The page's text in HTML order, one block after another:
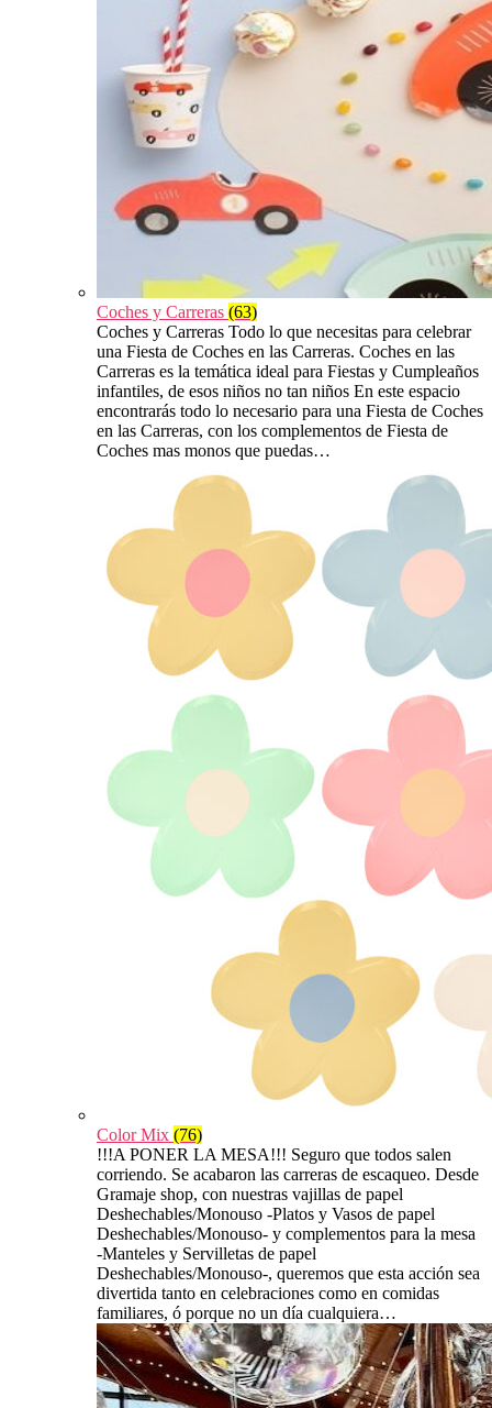
Coches y Carreras (63)
Coches y Carreras Todo lo que necesitas para celebrar
una Fiesta de Coches en las Carreras. Coches en las
Carreras es la temática ideal para Fiestas y Cumpleaños
infantiles, de esos niños no tan niños En este espacio
encontrarás todo lo necesario para una Fiesta de Coches
en las Carreras, con los complementos de Fiesta de
Coches mas monos que puedas…
Color Mix (76)
!!!A PONER LA MESA!!! Seguro que todos salen
corriendo. Se acabaron las carreras de escaqueo. Desde
Gramaje shop, con nuestras vajillas de papel
Deshechables/Monouso -Platos y Vasos de papel
Deshechables/Monouso- y complementos para la mesa
-Manteles y Servilletas de papel
Deshechables/Monouso-, queremos que esta acción sea
divertida tanto en celebraciones como en comidas
familiares, ó porque no un día cualquiera…